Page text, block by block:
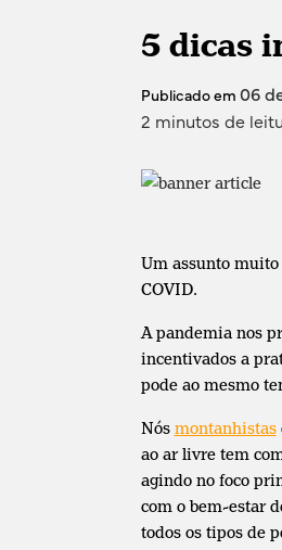
5 dicas
Publicado em 06
2 minutos de
Um assunto
COVID.
A pandemia nos
incentivados a
pode ao mesmo
Nós montanhistas
ao ar livre tem
agindo no foco
com o bem-estar
todos os tipos de